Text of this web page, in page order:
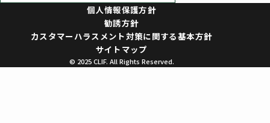
個人情報保護方針
勧誘方針
カスタマーハラスメント対策に関する基本方針
サイトマップ
© 2025 CLIF. All Rights Reserved.